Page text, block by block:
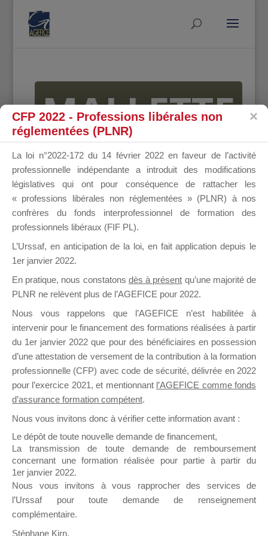
MALLETTE
DU
DIRIGEANT
il y a un mois
Ce groupe est destiné aux Organismes de
Formation qui souhaitent répondre à l’Appel à
Propositions Mallette du Dirigeant.
Ce groupe propose un forum dédié au support
sur lequel il est possible de laisser un message
ou poser une question.
NB : Il est nécessaire d’être
pouvoir rejoindre ce groupe
CFP 2022 - Professions libérales non
réglementées (PLNR)
La loi n°2022-172 du 14 février 2022 en faveur de l’activité
professionnelle indépendante a introduit des modifications
législatives qui ont pour conséquence de rattacher les
« professions libérales non réglementées » (PLNR) à nos
confrères du fonds interprofessionnel de formation des
professionnels libéraux (FIF PL).
L’Urssaf, en anticipation de la loi, en fait application depuis le
1er janvier 2022.
En pratique, nous constatons dès à présent qu’une majorité de
PLNR ne relèvent plus de l’AGEFICE pour 2022.
Nous vous rappelons que l’AGEFICE n’est habilitée à
intervenir pour le financement des formations réalisées à partir
du 1er janvier 2022 que pour des bénéficiaires en possession
d’une attestation de versement de la contribution à la formation
professionnelle (CFP) avec code de sécurité, délivrée en 2022
pour l’exercice 2021, et mentionnant l’AGEFICE comme fonds
d’assurance formation compétent.
Nous vous invitons donc à vérifier cette information avant :
Le dépôt de toute nouvelle demande de financement,
La transmission de toute demande de remboursement
concernant une formation réalisée pour partie à partir du
1er janvier 2022.
Nous vous invitons à vous rapprocher des services de
l’Urssaf pour toute demande de renseignement
complémentaire.
Stéphane Kirn,